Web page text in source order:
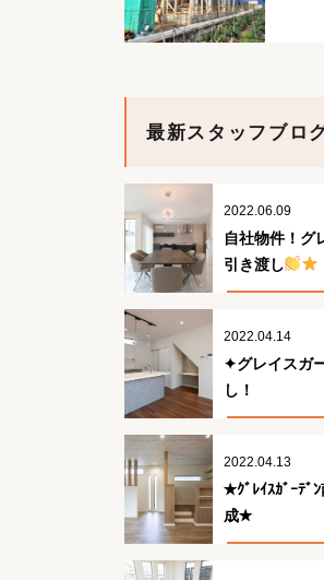
最新スタッフブロ
2022.06.09
自社物件！グ
引き渡し
2022.04.14
✦グレイスガ
し！
2022.04.13
✭ｸﾞﾚｲｽｶﾞｰﾃﾞ
成✭